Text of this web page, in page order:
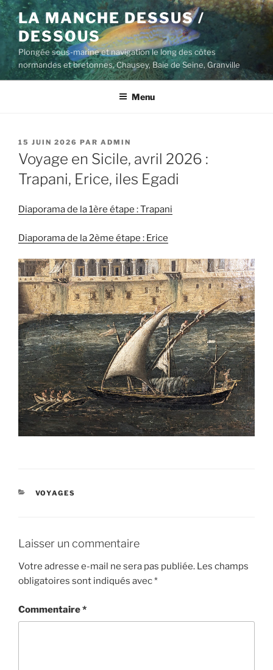
Aller
au
contenu
principal
LA MANCHE DESSUS /
DESSOUS
Plongée sous-marine et navigation le long des côtes
normandes et bretonnes, Chausey, Baie de Seine, Granville
Menu
PUBLIÉ
LE
15 JUIN 2026 PAR ADMIN
Voyage en Sicile, avril 2026 :
Trapani, Erice, iles Egadi
Diaporama de la 1ère étape : Trapani
Diaporama de la 2ème étape : Erice
CATÉGORIES
VOYAGES
Laisser un commentaire
Votre adresse e-mail ne sera pas publiée. Les champs
obligatoires sont indiqués avec*
Commentaire*